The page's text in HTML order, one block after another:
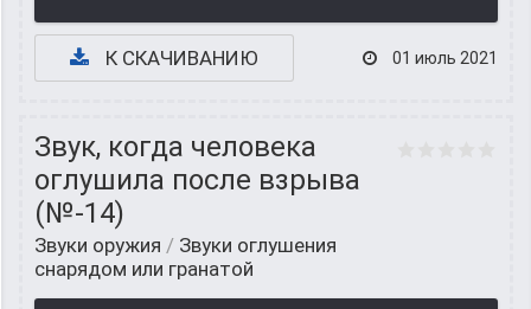
К СКАЧИВАНИЮ 01 июль 2021
Звук, когда человека
оглушила после взрыва
(№-14)
Звуки оружия / Звуки оглушения
снарядом или гранатой